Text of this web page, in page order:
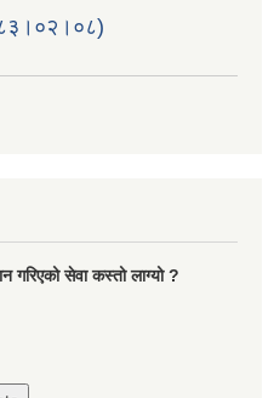
गरिएको सेवा कस्तो लाग्यो ?